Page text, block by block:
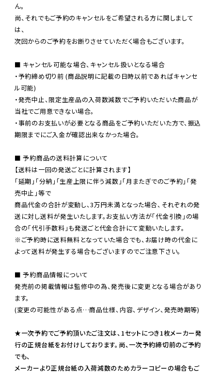
ん。
尚、それでもご予約のキャンセルをご希望される方に関しまして
は、
次回からのご予約をお断りさせていただく場合もございます。
■ キャンセル可能な場合、キャンセル扱いとなる場合
・予約締め切り前 (商品説明に記載の日時以前であればキャンセ
ル可能)
・発売中止、限定生産品の入荷数減数でご予約いただいた商品が
当社でご用意できない場合。
・事前のお支払いが必要となる商品をご予約いただいた方で、振込
期限までにご入金が確認出来なかった場合。
■ 予約商品の送料計算について
【送料は一回の発送ごとに計算されます】
「延期」「分納」「生産上限に伴う減数」「月またぎでのご予約」「発
売中止」等で
商品代金の合計が変動し、3万円未満となった場合、それぞれの発
送に対し送料が発生いたします。お支払い方法が「代金引換」の場
※ご予約時に送料無料となっていた場合でも、お届け時の代金に
よって送料が発生する場合もございますのでご注意下さい。
■ 予約商品情報について
発売前の掲載情報は監修中の為、発売後に変更となる場合があり
ます。
(変更の可能性がある点…商品仕様、内容、デザイン、発売時期等)
★一次予約でご予約頂いたご注文は、1セットにつき1枚メーカー発
行の正規台紙をお付けしております。尚、一次予約締切前のご予約
でも、
メーカーより正規台紙の入荷減数のためカラーコピーの場合もご